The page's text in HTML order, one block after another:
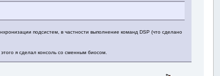
подсистем, в частности выполнение команд DSP (что сделано
я сделал консоль со сменным биосом.